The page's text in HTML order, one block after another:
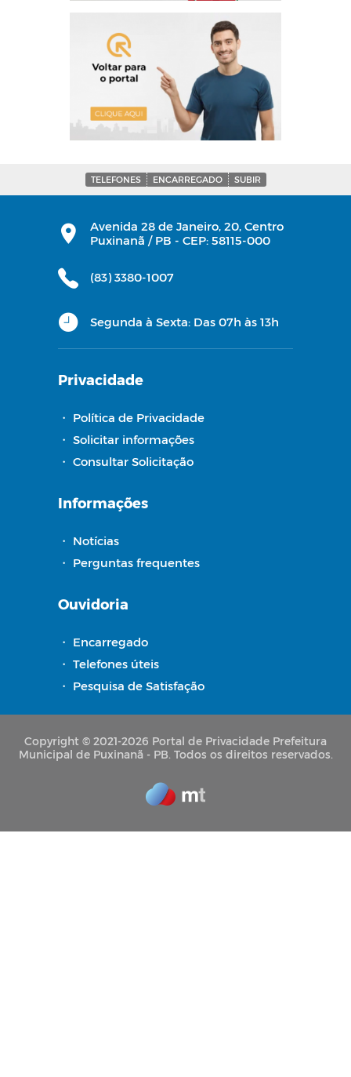
TELEFONES ENCARREGADO SUBIR
Avenida 28 de Janeiro, 20, Centro
Puxinanã / PB - CEP: 58115-000
(83) 3380-1007
Segunda à Sexta: Das 07h às 13h
Privacidade
・ Política de Privacidade
・ Solicitar informações
・ Consultar Solicitação
Informações
・ Notícias
・ Perguntas frequentes
Ouvidoria
・ Encarregado
・ Telefones úteis
・ Pesquisa de Satisfação
Copyright © 2021-2026 Portal de Privacidade Prefeitura
Municipal de Puxinanã - PB. Todos os direitos reservados.